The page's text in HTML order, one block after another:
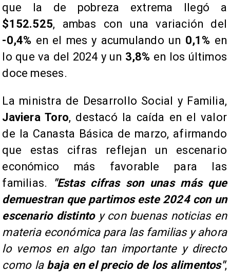
que la de pobreza extrema llegó a
$152.525, ambas con una variación del
-0,4% en el mes y acumulando un 0,1% en
lo que va del 2024 y un 3,8% en los últimos
doce meses.
La ministra de Desarrollo Social y Familia,
Javiera Toro, destacó la caída en el valor
de la Canasta Básica de marzo, afirmando
que estas cifras reflejan un escenario
económico más favorable para las
familias.
"Estas cifras son unas más que
demuestran que partimos este 2024 con un
escenario distintoy con buenas noticias en
materia económica para las familias y ahora
lo vemos en algo tan importante y directo
como labaja en el precio de los alimentos",